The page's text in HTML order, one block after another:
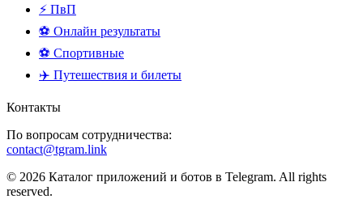
⚡ ПвП
⚽ Онлайн результаты
⚽ Спортивные
✈️ Путешествия и билеты
Контакты
По вопросам сотрудничества:
contact@tgram.link
© 2026 Каталог приложений и ботов в Telegram. All rights
reserved.